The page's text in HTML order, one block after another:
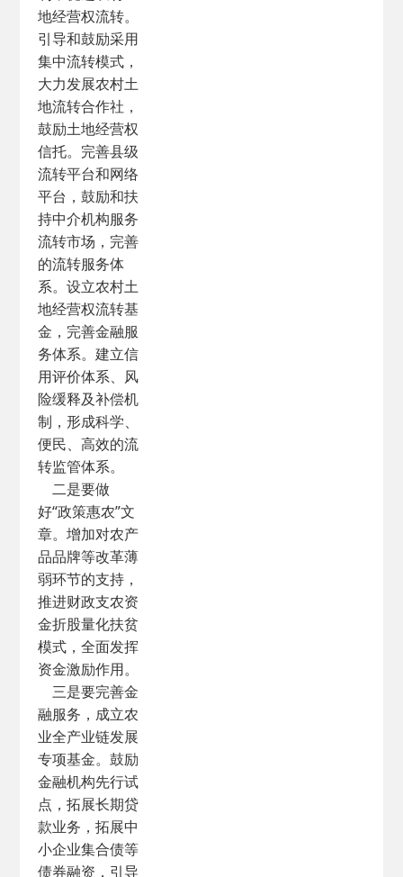
地经营权流转。
引导和鼓励采用
集中流转模式，
大力发展农村土
地流转合作社，
鼓励土地经营权
信托。完善县级
流转平台和网络
平台，鼓励和扶
持中介机构服务
流转市场，完善
的流转服务体
系。设立农村土
地经营权流转基
金，完善金融服
务体系。建立信
用评价体系、风
险缓释及补偿机
制，形成科学、
便民、高效的流
转监管体系。
二是要做
好“政策惠农”文
章。增加对农产
品品牌等改革薄
弱环节的支持，
推进财政支农资
金折股量化扶贫
模式，全面发挥
资金激励作用。
三是要完善金
融服务，成立农
业全产业链发展
专项基金。鼓励
金融机构先行试
点，拓展长期贷
款业务，拓展中
小企业集合债等
债券融资，引导